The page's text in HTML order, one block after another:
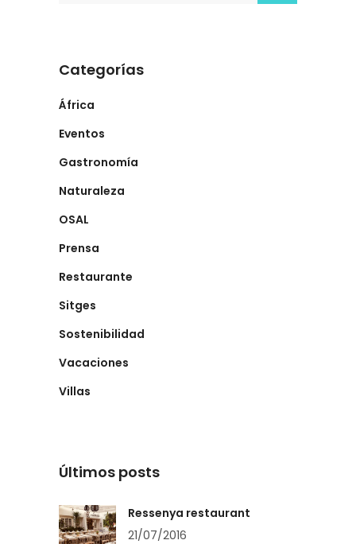
Categorías
África
Eventos
Gastronomía
Naturaleza
OSAL
Prensa
Restaurante
Sitges
Sostenibilidad
Vacaciones
Villas
Últimos posts
Ressenya restaurant
21/07/2016